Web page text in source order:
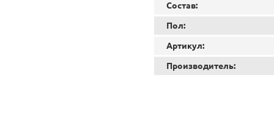
Состав:
Пол:
Артикул:
Производитель: